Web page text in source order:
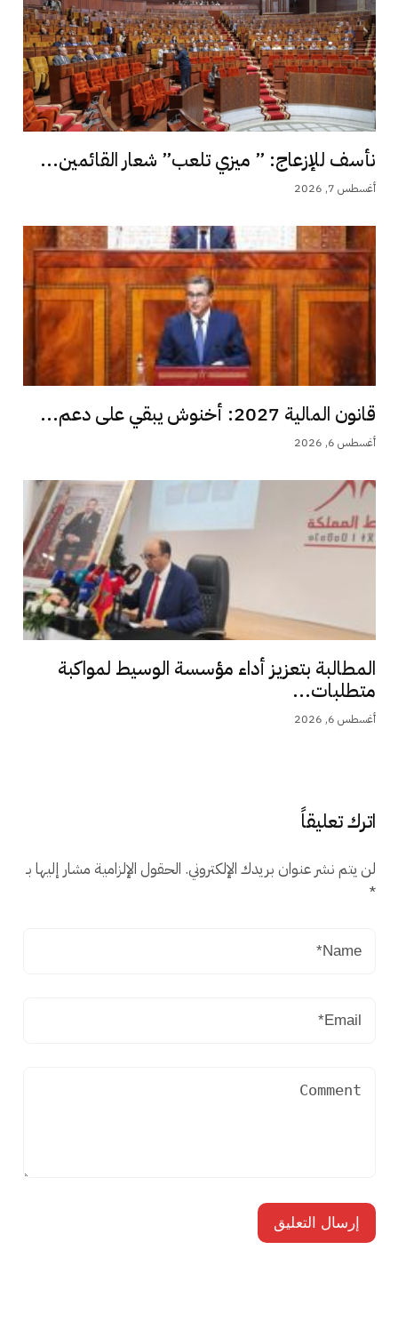
نأسف للإزعاج: ” ميزي تلعب” شعار القائمين...
أغسطس 7, 2026
قانون المالية 2027: أخنوش يبقي على دعم...
أغسطس 6, 2026
المطالبة بتعزيز أداء مؤسسة الوسيط لمواكبة
متطلبات...
أغسطس 6, 2026
اترك تعليقاً
لن يتم نشر عنوان بريدك الإلكتروني. الحقول الإلزامية مشار إليها بـ
*